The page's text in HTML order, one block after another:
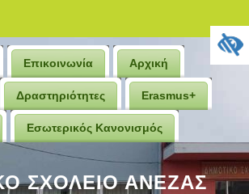
Επικοινωνία Αρχική
Δραστηριότητες Erasmus+
Εσωτερικός Κανονισμός
ΣΧΟΛΕΙΟ ΑΝΕΖΑΣ